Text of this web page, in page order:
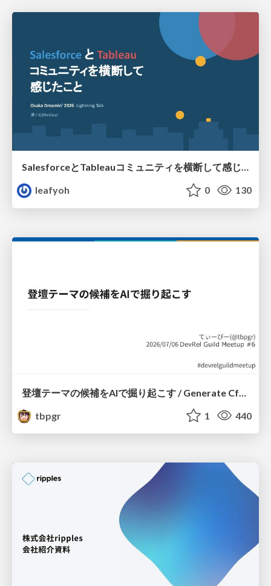
SalesforceとTableauコミュニティを横断して感じたこと（Osaka Dreamin）
leafyoh
0 130
tbpgr
1 440